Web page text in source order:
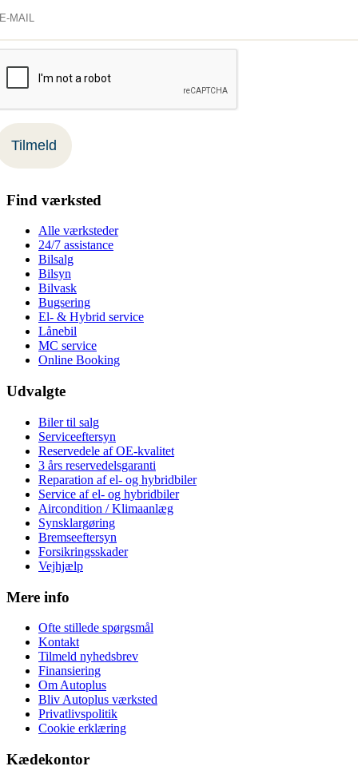
Find værksted
Alle værksteder
24/7 assistance
Bilsalg
Bilsyn
Bilvask
Bugsering
El- & Hybrid service
Lånebil
MC service
Online Booking
Udvalgte
Biler til salg
Serviceeftersyn
Reservedele af OE-kvalitet
3 års reservedelsgaranti
Reparation af el- og hybridbiler
Service af el- og hybridbiler
Aircondition / Klimaanlæg
Synsklargøring
Bremseeftersyn
Forsikringsskader
Vejhjælp
Mere info
Ofte stillede spørgsmål
Kontakt
Tilmeld nyhedsbrev
Finansiering
Om Autoplus
Bliv Autoplus værksted
Privatlivspolitik
Cookie erklæring
Kædekontor